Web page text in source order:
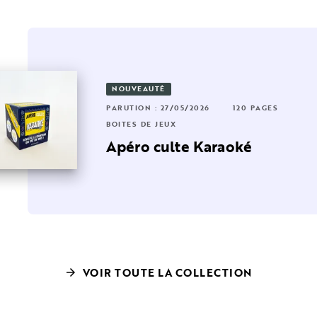
: 01/10/2025
16 PAGES
DE JEUX
quiz des 1000 euros
NOUVEAUTÉ
PARUTION : 27/05/2026
120 PAGES
BOÎTES DE JEUX
Apéro culte Karaoké
arrow_forward VOIR TOUTE LA COLLECTION